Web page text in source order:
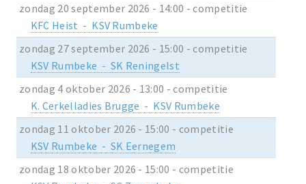
zondag 20 september 2026 - 14:00 - competitie
KFC Heist - KSV Rumbeke
zondag 27 september 2026 - 15:00 - competitie
KSV Rumbeke - SK Reningelst
zondag 4 oktober 2026 - 13:00 - competitie
K. Cerkelladies Brugge - KSV Rumbeke
zondag 11 oktober 2026 - 15:00 - competitie
KSV Rumbeke - SK Eernegem
zondag 18 oktober 2026 - 15:00 - competitie